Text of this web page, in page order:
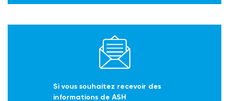
Si vous souhaitez recevoir des
informations de ASH